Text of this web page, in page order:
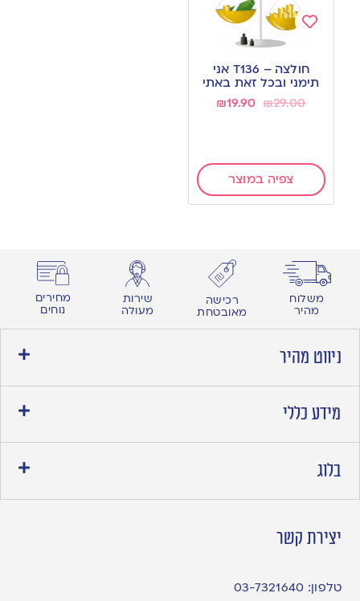
to
wishlist
חולצה – T136 אני
תימני ובכל זאת באתי
₪29.00
₪19.90
צפיה במוצר
משלוח
מהיר
רכישה
מאובטחת
שירות
מעולה
מחירים
נוחים
ניווט מהיר
מידע כללי
בלוג
יצירת קשר
טלפון: 03-7321640